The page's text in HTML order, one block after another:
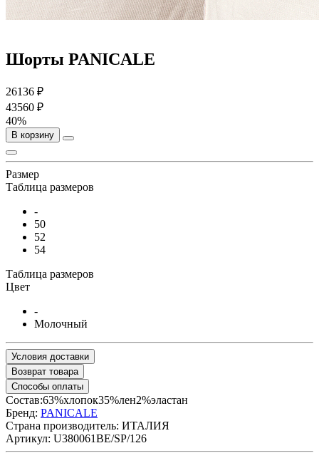
Шорты PANICALE
26136 ₽
43560 ₽
40%
В корзину
Размер
Таблица размеров
-
50
52
54
Таблица размеров
Цвет
-
Молочный
Условия доставки
Возврат товара
Способы оплаты
Состав:63%хлопок35%лен2%эластан
Бренд: PANICALE
Страна производитель: ИТАЛИЯ
Артикул: U380061BE/SP/126